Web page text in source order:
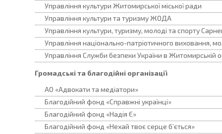
Управління культури Житомирської міської ради
Управління культури та туризму ЖОДА
Управління культури, туризму, молоді та спорту
Управління національно-патріотичного виховання,
Управління Служби безпеки України в Житомирській
Громадські та благодійні організації
АО «Адвокати та медіатори»
Благодійний фонд «Справжні українці»
Благодійний фонд «Надія Є»
Благодійний фонд «Нехай твоє серце б’ється»